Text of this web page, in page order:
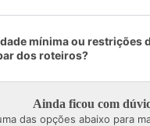
mínima ou restrições
dos roteiros?
Ainda ficou com
das opções abaixo para